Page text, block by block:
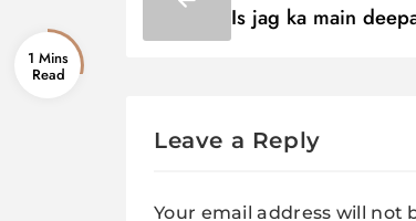
Is jag ka main
Leave a Reply
Your email address will not
1 Mins